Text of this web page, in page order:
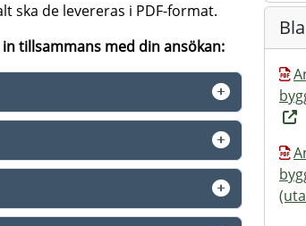
ska de levereras i PDF-format.
tillsammans med din ansökan: